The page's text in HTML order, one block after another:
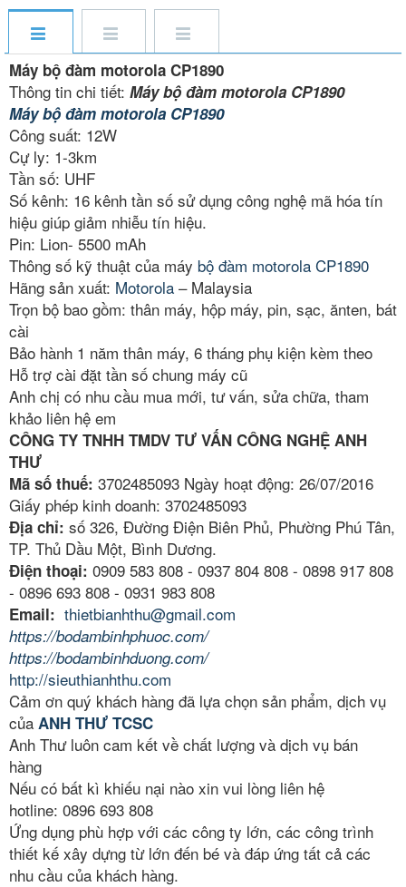
Máy bộ đàm motorola CP1890
Thông tin chi tiết: Máy bộ đàm motorola CP1890
Máy bộ đàm motorola CP1890
Công suất: 12W
Cự ly: 1-3km
Tần số: UHF
Số kênh: 16 kênh tần số sử dụng công nghệ mã hóa tín
hiệu giúp giảm nhiễu tín hiệu.
Pin: Lion- 5500 mAh
Thông số kỹ thuật của máy bộ đàm motorola CP1890
Hãng sản xuất: Motorola – Malaysia
Trọn bộ bao gồm: thân máy, hộp máy, pin, sạc, ănten, bát
cài
Bảo hành 1 năm thân máy, 6 tháng phụ kiện kèm theo
Hỗ trợ cài đặt tần số chung máy cũ
Anh chị có nhu cầu mua mới, tư vấn, sửa chữa, tham
khảo liên hệ em
CÔNG TY TNHH TMDV TƯ VẤN CÔNG NGHỆ ANH
THƯ
Mã số thuế: 3702485093 Ngày hoạt động: 26/07/2016
Giấy phép kinh doanh: 3702485093
Địa chỉ: số 326, Đường Điện Biên Phủ, Phường Phú Tân,
TP. Thủ Dầu Một, Bình Dương.
Điện thoại: 0909 583 808 - 0937 804 808 - 0898 917 808
- 0896 693 808 - 0931 983 808
Email: thietbianhthu@gmail.com
https://bodambinhphuoc.com/
https://bodambinhduong.com/
http://sieuthianhthu.com
Cảm ơn quý khách hàng đã lựa chọn sản phẩm, dịch vụ
của ANH THƯ TCSC
Anh Thư luôn cam kết về chất lượng và dịch vụ bán
hàng
Nếu có bất kì khiếu nại nào xin vui lòng liên hệ
hotline: 0896 693 808
Ứng dụng phù hợp với các công ty lớn, các công trình
thiết kế xây dựng từ lớn đến bé và đáp ứng tất cả các
nhu cầu của khách hàng.